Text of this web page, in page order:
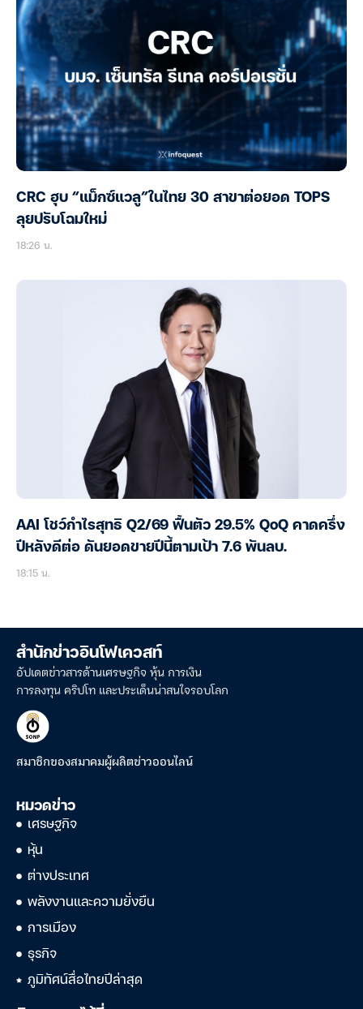
CRC ฮุบ “แม็กซ์แวลู”ในไทย 30 สาขาต่อยอด TOPS
ลุยปรับโฉมใหม่
18:26 น.
AAI โชว์กำไรสุทธิ Q2/69 ฟื้นตัว 29.5% QoQ คาดครึ่ง
ปีหลังดีต่อ ดันยอดขายปีนี้ตามเป้า 7.6 พันลบ.
18:15 น.
สำนักข่าวอินโฟเควสท์
อัปเดตข่าวสารด้านเศรษฐกิจ หุ้น การเงิน
การลงทุน คริปโท และประเด็นน่าสนใจรอบโลก
สมาชิกของสมาคมผู้ผลิตข่าวออนไลน์
หมวดข่าว
เศรษฐกิจ
หุ้น
ต่างประเทศ
พลังงานและความยั่งยืน
การเมือง
ธุรกิจ
ภูมิทัศน์สื่อไทยปีล่าสุด